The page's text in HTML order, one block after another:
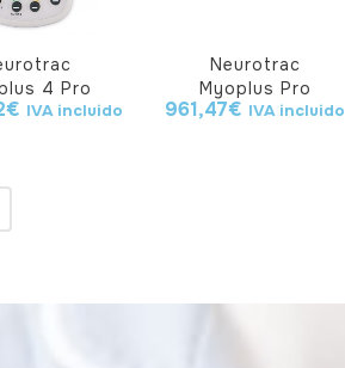
4 Pro
€ IVA incluido
Neurotrac
Myoplus Pro
961,47€ IVA incluido